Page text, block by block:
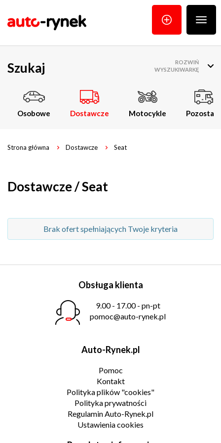
menu
Szukaj
Osobowe Dostawcze Motocykle Pozostałe
ROZWIŃ
WYSZUKIWARKĘ
Strona główna Dostawcze Seat
Dostawcze / Seat
Brak ofert spełniających Twoje kryteria
Obsługa klienta
9.00 - 17.00 - pn-pt
pomoc@auto-rynek.pl
Auto-Rynek.pl
Pomoc
Kontakt
Polityka plików "cookies"
Polityka prywatności
Regulamin Auto-Rynek.pl
Ustawienia cookies